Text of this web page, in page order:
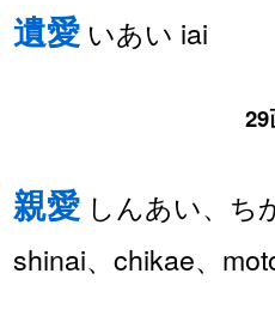
遺愛 いあい iai
親愛 しんあい、ち
shinai、chikae、